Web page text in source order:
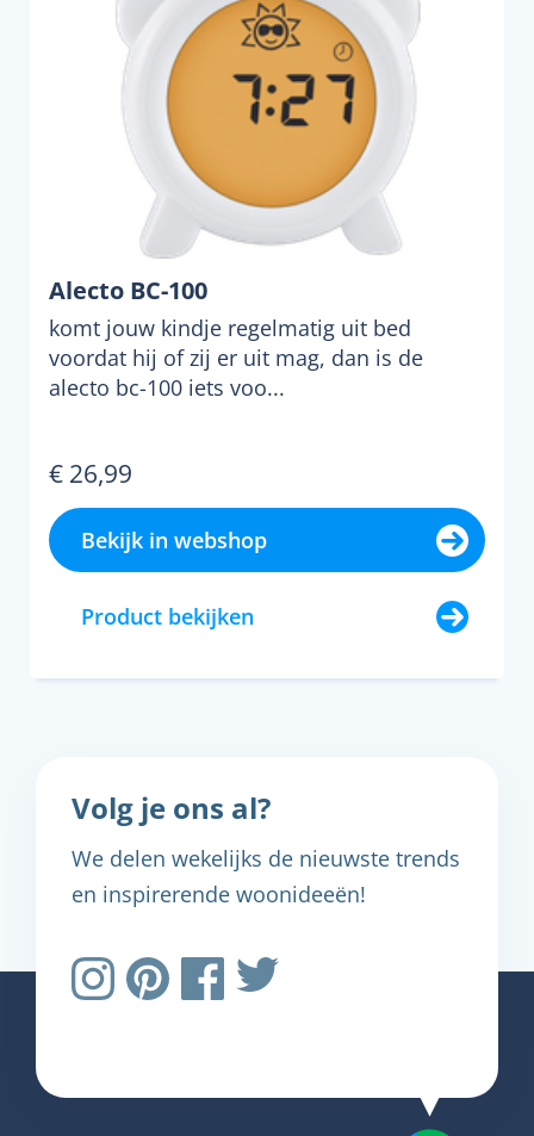
Alecto BC-100
komt jouw kindje regelmatig uit bed
voordat hij of zij er uit mag, dan is de
alecto bc-100 iets voo...
€ 26,99
Bekijk in webshop
Product bekijken
Volg je ons al?
We delen wekelijks de nieuwste trends
en inspirerende woonideeën!